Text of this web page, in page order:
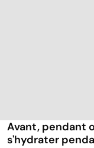
Avant, pendant
s'hydrater